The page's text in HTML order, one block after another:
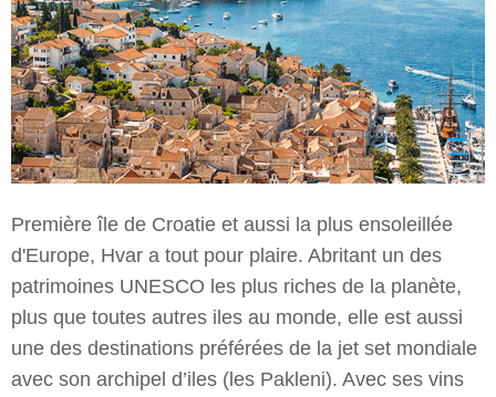
Première île de Croatie et aussi la plus ensoleillée
d'Europe, Hvar a tout pour plaire. Abritant un des
patrimoines UNESCO les plus riches de la planète,
plus que toutes autres iles au monde, elle est aussi
une des destinations préférées de la jet set mondiale
avec son archipel d’iles (les Pakleni). Avec ses vins